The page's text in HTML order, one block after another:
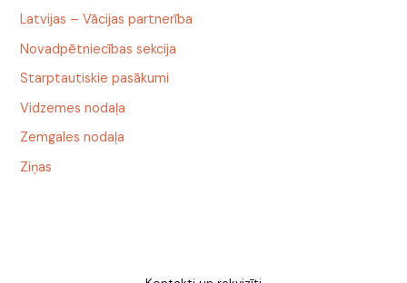
Latvijas – Vācijas partnerība
Novadpētniecības sekcija
Starptautiskie pasākumi
Vidzemes nodaļa
Zemgales nodaļa
Ziņas